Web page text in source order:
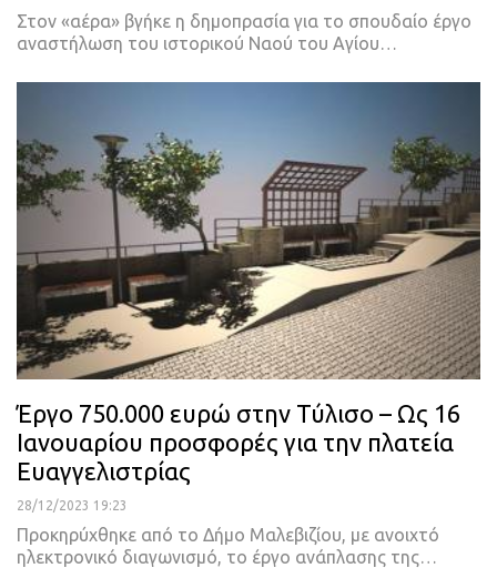
Στον «αέρα» βγήκε η δημοπρασία για το σπουδαίο έργο
αναστήλωση του ιστορικού Ναού του Αγίου…
Έργο 750.000 ευρώ στην Τύλισο – Ως 16
Ιανουαρίου προσφορές για την πλατεία
Ευαγγελιστρίας
28/12/2023 19:23
Προκηρύχθηκε από το Δήμο Μαλεβιζίου, με ανοιχτό
ηλεκτρονικό διαγωνισμό, το έργο ανάπλασης της…